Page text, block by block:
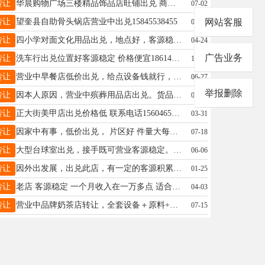
让 华晨购物广场三楼精品饰品店旺铺出兑 商场核心客流位置，人流量大、年轻客群集中，饰品业态适配度高，店内货架、装修、货品全套配齐，接手无需重装，直接营业.18746561206 07-02
让 望奎县自助骨头锅店营业中出兑15845538455 07-09
让 四小学对面文化用品出兑，地点好，客源稳定，投资小15214501144 04-24
让 洗车行出兑位置好客源稳定 价格便宜18614555000 10-10
让 营业中早餐店低价出兑，给点设备钱就行，生意好！18804558987 06-27
让 因本人原因，营业中殡葬用品店出兑。货品齐全接手即可营业，联系电话13314558380 02-07
让 正大街美甲店出兑价格低 联系电话15604655855 03-31
让 因家中有事，低价出兑， 片区好 件量大每天2000+ 发展空间大 发件多，位置好，店内取件智能化 电话18363177375 急转，诚心兑联系微信同步有意者面谈 07-18
让 大型台球室出兑，接手既可营业客源稳定。装修好。15845533535 06-06
让 因外出发展，出兑此店，有一定的客源积累，有想法的可以和我联系13644553336 01-25
让 老店 客源稳定 一个月收入在一万多点 适合夫妻干 有不想出去打工的正好 想干事的来非诚勿扰18945558936 04-03
让 营业中品牌奶茶店转让，全套设备＋原料+技术一并交付，成熟客源，无需重新筹备，低成本创业优选，有意致电详谈：19904858485 07-15
网站客服
广告业务
举报删除